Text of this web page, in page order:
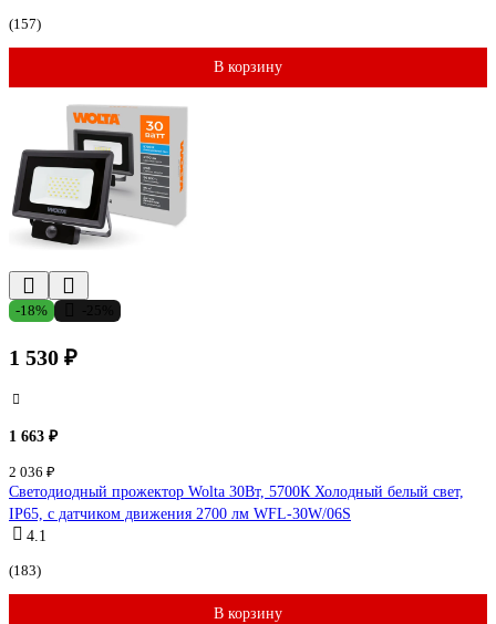
(157)
В корзину
-18%
1 530 ₽
1 663 ₽
2 036 ₽
Светодиодный прожектор Wolta 30Вт, 5700К Холодный белый свет,
IP65, с датчиком движения 2700 лм WFL-30W/06S
4.1
(183)
В корзину